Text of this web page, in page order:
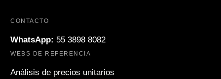
CONTACTO
WhatsApp: 55 3898 8082
WEBS DE REFERENCIA
Análisis de precios unitarios